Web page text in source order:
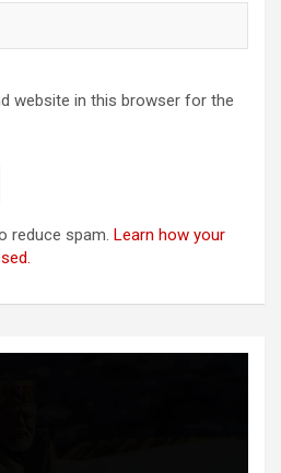
website in this browser for the
reduce spam. Learn how your